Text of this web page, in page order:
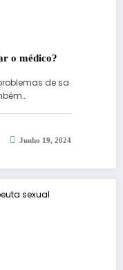
o médico?
de sa
Junho 19, 2024